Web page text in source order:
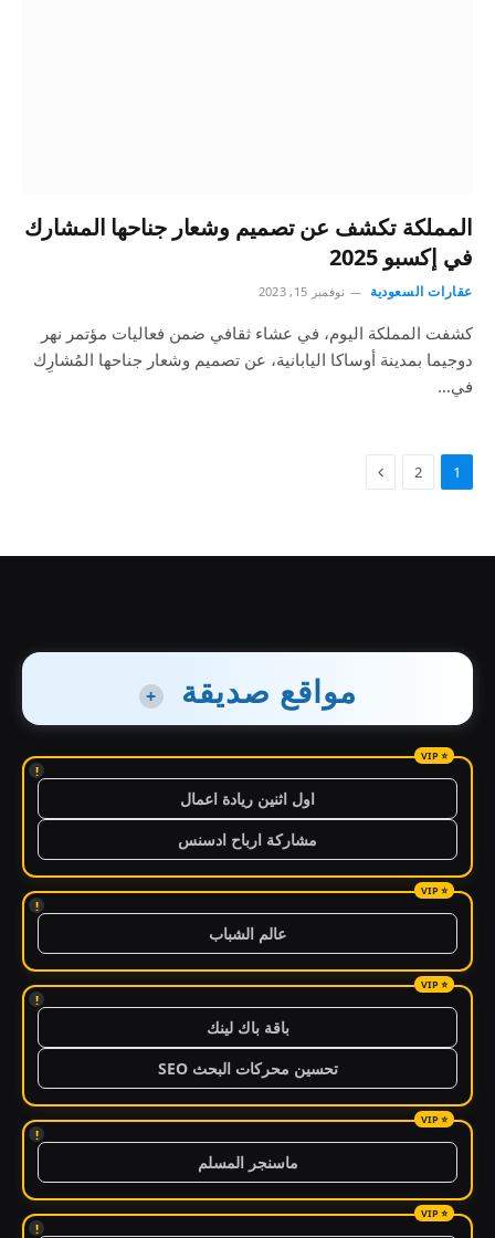
المملكة تكشف عن تصميم وشعار جناحها المشارك
في إكسبو 2025
عقارات السعودية نوفمبر 15, 2023
كشفت المملكة اليوم، في عشاء ثقافي ضمن فعاليات مؤتمر نهر
دوجيما بمدينة أوساكا اليابانية، عن تصميم وشعار جناحها المُشارِك
في…
1
2
مواقع صديقة +
!
اول اثنين ريادة اعمال
مشاركة ارباح ادسنس
!
عالم الشباب
!
باقة باك لينك
تحسين محركات البحث SEO
!
ماسنجر المسلم
!